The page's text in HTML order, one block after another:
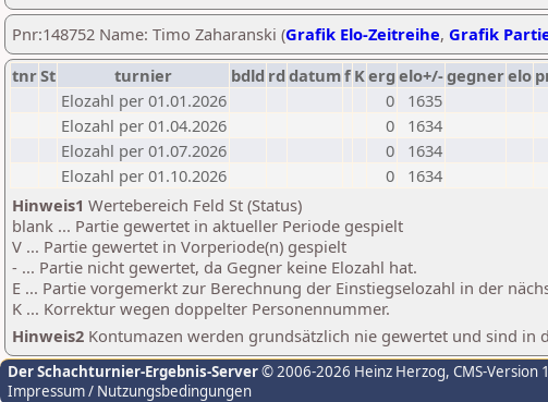
Pnr:148752 Name: Timo Zaharanski (Grafik Elo-Zeitreihe, Grafik
tnrSt turnier bdld rd datumf Kerg elo+/-gegnerelo
Elozahl per 01.01.2026
0
1635
Elozahl per 01.04.2026
0
1634
Elozahl per 01.07.2026
0
1634
Elozahl per 01.10.2026
0
1634
Hinweis1 Wertebereich Feld St (Status)
blank ... Partie gewertet in aktueller Periode gespielt
V ... Partie gewertet in Vorperiode(n) gespielt
- ... Partie nicht gewertet, da Gegner keine Elozahl hat.
E ... Partie vorgemerkt zur Berechnung der Einstiegselozahl in der
K ... Korrektur wegen doppelter Personennummer.
Hinweis2 Kontumazen werden grundsätzlich nie gewertet und sind in
Der Schachturnier-Ergebnis-Server© 2006-2026 Heinz Herzog, CMS-Version
Impressum / Nutzungsbedingungen